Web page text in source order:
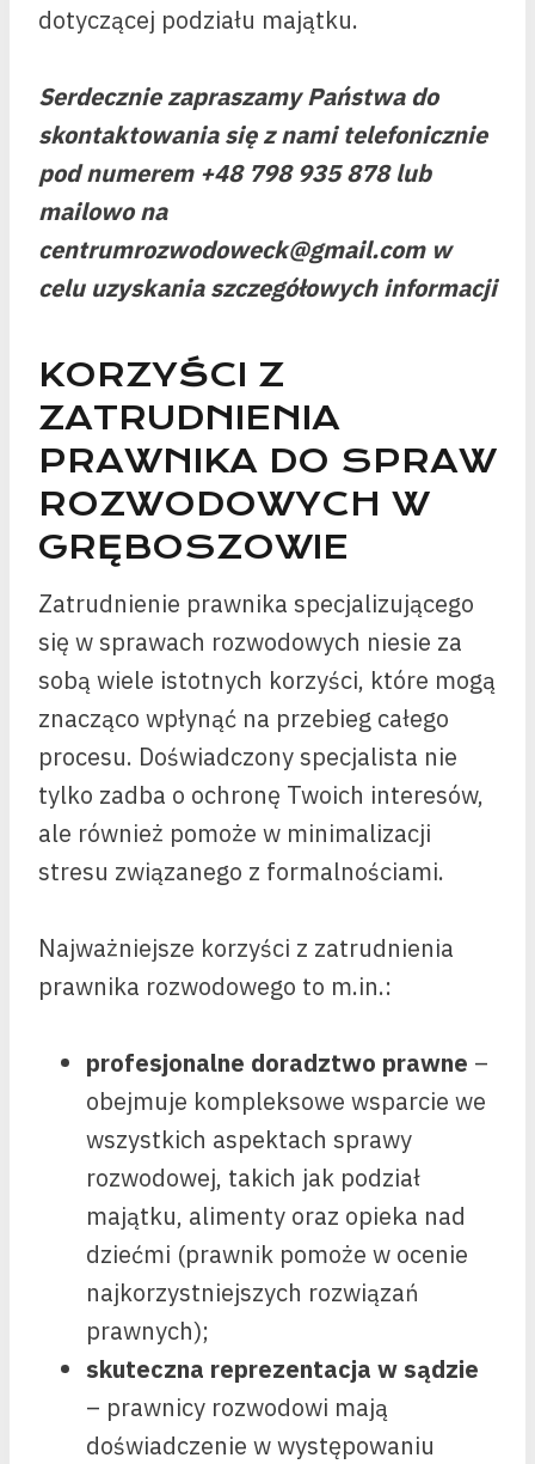
dotyczącej podziału majątku.
Serdecznie zapraszamy Państwa do
skontaktowania się z nami telefonicznie
pod numerem +48 798 935 878 lub
mailowo na
centrumrozwodoweck@gmail.com w
celu uzyskania szczegółowych informacji
KORZYŚCI Z
ZATRUDNIENIA
PRAWNIKA DO SPRAW
ROZWODOWYCH W
GRĘBOSZOWIE
Zatrudnienie prawnika specjalizującego
się w sprawach rozwodowych niesie za
sobą wiele istotnych korzyści, które mogą
znacząco wpłynąć na przebieg całego
procesu. Doświadczony specjalista nie
tylko zadba o ochronę Twoich interesów,
ale również pomoże w minimalizacji
stresu związanego z formalnościami.
Najważniejsze korzyści z zatrudnienia
prawnika rozwodowego to m.in.:
profesjonalne doradztwo prawne –
obejmuje kompleksowe wsparcie we
wszystkich aspektach sprawy
rozwodowej, takich jak podział
majątku, alimenty oraz opieka nad
dziećmi (prawnik pomoże w ocenie
najkorzystniejszych rozwiązań
prawnych);
skuteczna reprezentacja w sądzie
– prawnicy rozwodowi mają
doświadczenie w występowaniu